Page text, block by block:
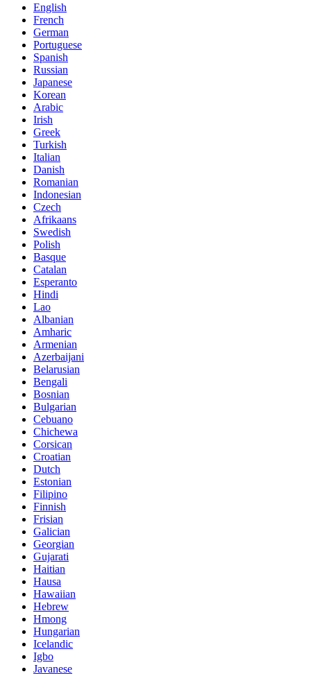
English
French
German
Portuguese
Spanish
Russian
Japanese
Korean
Arabic
Irish
Greek
Turkish
Italian
Danish
Romanian
Indonesian
Czech
Afrikaans
Swedish
Polish
Basque
Catalan
Esperanto
Hindi
Lao
Albanian
Amharic
Armenian
Azerbaijani
Belarusian
Bengali
Bosnian
Bulgarian
Cebuano
Chichewa
Corsican
Croatian
Dutch
Estonian
Filipino
Finnish
Frisian
Galician
Georgian
Gujarati
Haitian
Hausa
Hawaiian
Hebrew
Hmong
Hungarian
Icelandic
Igbo
Javanese